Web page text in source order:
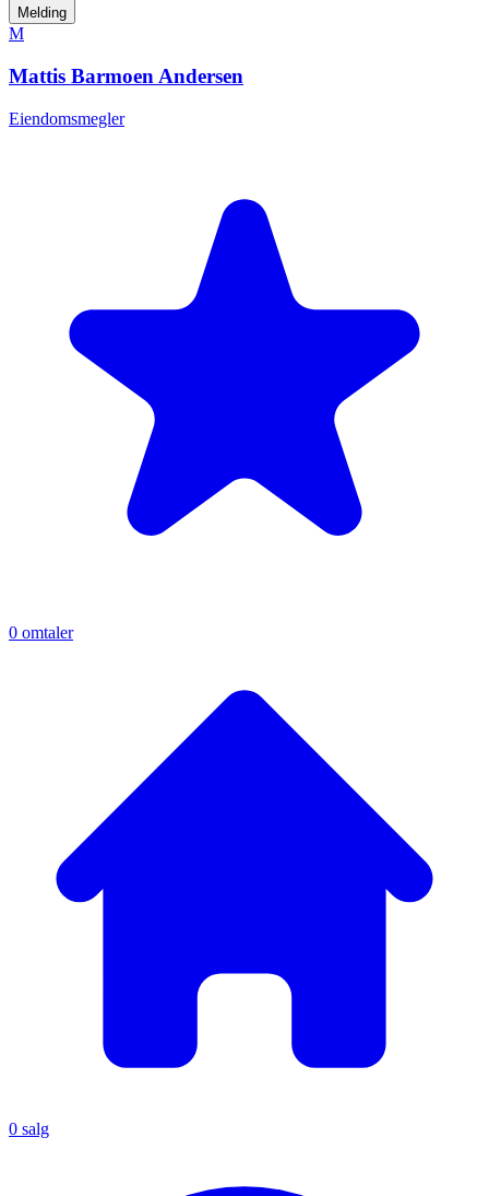
Melding
M
Mattis Barmoen Andersen
Eiendomsmegler
0 omtaler
0 salg